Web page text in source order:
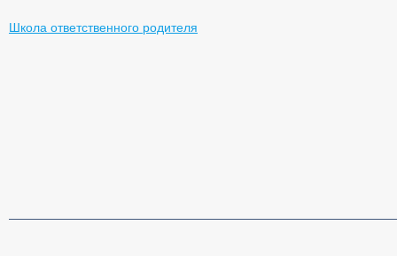
Школа ответственного родителя